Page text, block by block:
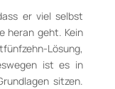
er viel selbst
heran geht. Kein
Lösung,
ist es in
sitzen.